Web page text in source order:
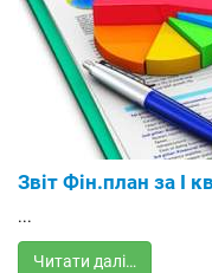
Звіт Фін.план за І
...
Читати далі…